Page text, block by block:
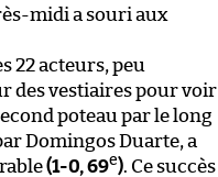
midi a souri aux
22 acteurs, peu
des vestiaires pour voir
poteau par le long
Domingos Duarte, a
(1-0, 69e). Ce succès